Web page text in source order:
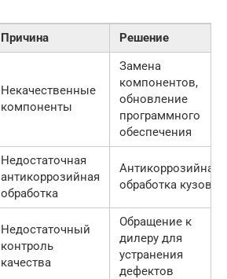
Причина Решение
Некачественные
компоненты
Замена
компонентов,
обновление
программного
обеспечения
Недостаточная
антикоррозийная
обработка
Антикоррозийная
обработка кузова
Недостаточный
контроль
качества
Обращение к
дилеру для
устранения
дефектов